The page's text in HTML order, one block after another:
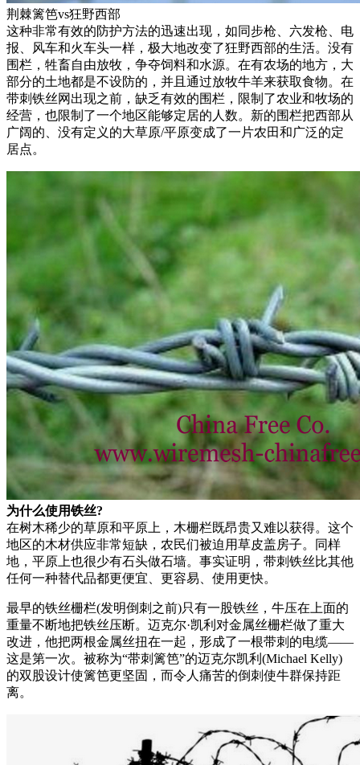
荆棘篱笆vs狂野西部
这种非常有效的防护方法的迅速出现，如同步枪、六发枪、电
报、风车和火车头一样，极大地改变了狂野西部的生活。没有
围栏，牲畜自由放牧，争夺饲料和水源。在有农场的地方，大
部分的土地都是不设防的，并且通过放牧牛羊来获取食物。在
带刺铁丝网出现之前，缺乏有效的围栏，限制了农业和牧场的
经营，也限制了一个地区能够定居的人数。新的围栏把西部从
广阔的、没有定义的大草原/平原变成了一片农田和广泛的定
居点。
为什么使用铁丝?
在树木稀少的草原和平原上，木栅栏既昂贵又难以获得。这个
地区的木材供应非常短缺，农民们被迫用草皮盖房子。同样
地，平原上也很少有石头做石墙。事实证明，带刺铁丝比其他
任何一种替代品都更便宜、更容易、使用更快。
最早的铁丝栅栏(发明倒刺之前)只有一股铁丝，牛压在上面的
重量不断地把铁丝压断。迈克尔·凯利对金属丝栅栏做了重大
改进，他把两根金属丝扭在一起，形成了一根带刺的电缆——
这是第一次。被称为“带刺篱笆”的迈克尔凯利(Michael Kelly)
的双股设计使篱笆更坚固，而令人痛苦的倒刺使牛群保持距
离。